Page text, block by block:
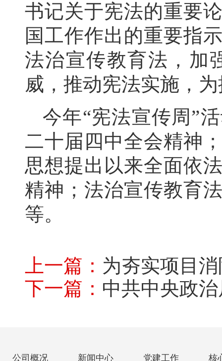
书记关于宪法的重要
国工作作出的重要指
法治宣传教育法，加
威，推动宪法实施，
今年“宪法宣传周”
二十届四中全会精神
思想提出以来全面依
精神；法治宣传教育
等。
上一篇： 为夯实项目消防安全基础，将“预防为主
下一篇： 中共中央政治局召开民主生活会
公司概况 新闻中心 党建工作 核